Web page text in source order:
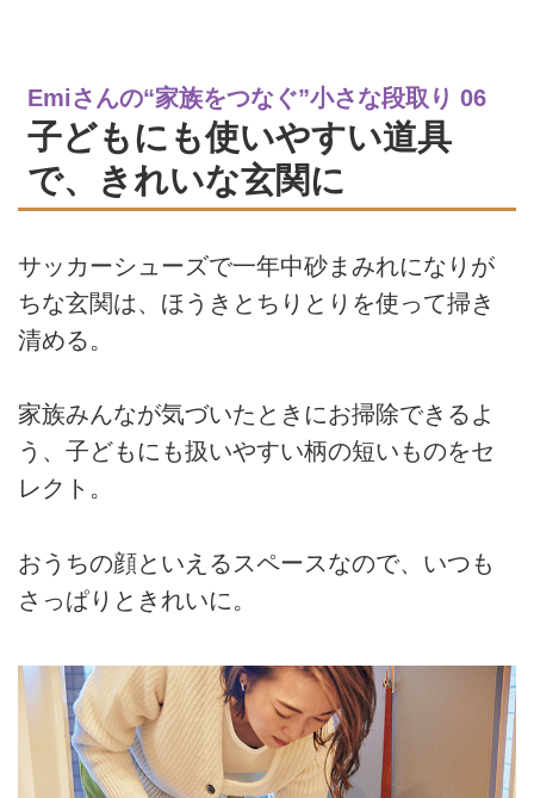
Emiさんの“家族をつなぐ”小さな段取り 06
子どもにも使いやすい道具
で、きれいな玄関に
サッカーシューズで一年中砂まみれになりが
ちな玄関は、ほうきとちりとりを使って掃き
清める。
家族みんなが気づいたときにお掃除できるよ
う、子どもにも扱いやすい柄の短いものをセ
レクト。
おうちの顔といえるスペースなので、いつも
さっぱりときれいに。